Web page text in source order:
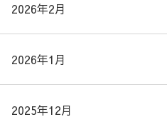
2026年2月
2026年1月
2025年12月